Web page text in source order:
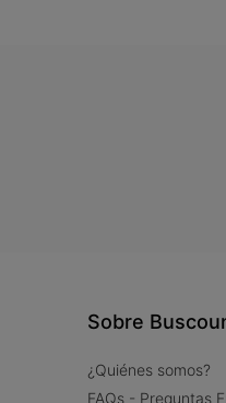
Sobre
¿Quiénes somos?
FAQs - Preguntas